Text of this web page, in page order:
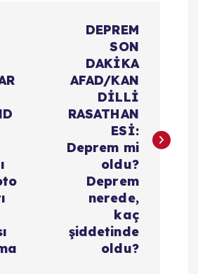
DEPREM
SON
DAKİKA
AFAD/KAN
DİLLİ
RASATHAN
ESİ:
Deprem mi
oldu?
Deprem
nerede,
kaç
şiddetinde
oldu?